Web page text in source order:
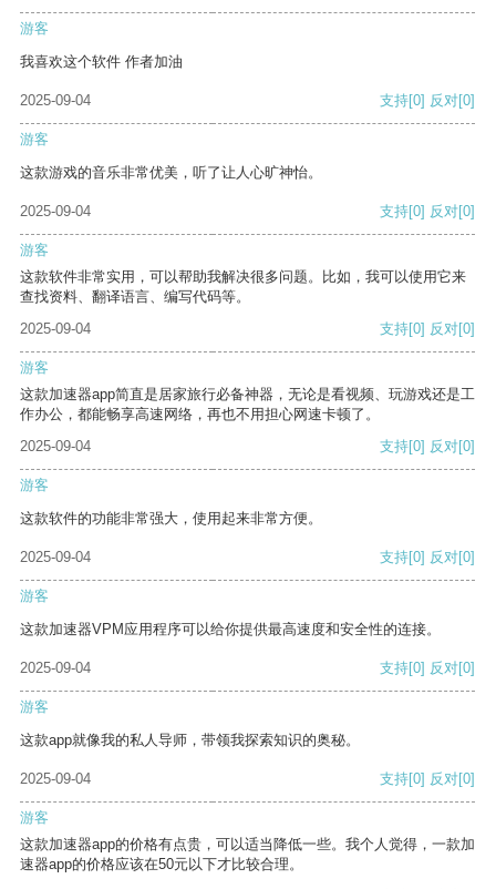
游客
我喜欢这个软件 作者加油
2025-09-04 支持[0] 反对[0]
游客
这款游戏的音乐非常优美，听了让人心旷神怡。
2025-09-04 支持[0] 反对[0]
游客
这款软件非常实用，可以帮助我解决很多问题。比如，我可以使用它来
查找资料、翻译语言、编写代码等。
2025-09-04
支持[0] 反对[0]
游客
这款加速器app简直是居家旅行必备神器，无论是看视频、玩游戏还是工
作办公，都能畅享高速网络，再也不用担心网速卡顿了。
2025-09-04
支持[0] 反对[0]
游客
这款软件的功能非常强大，使用起来非常方便。
2025-09-04 支持[0] 反对[0]
游客
这款加速器VPM应用程序可以给你提供最高速度和安全性的连接。
2025-09-04 支持[0] 反对[0]
游客
这款app就像我的私人导师，带领我探索知识的奥秘。
2025-09-04 支持[0] 反对[0]
游客
这款加速器app的价格有点贵，可以适当降低一些。我个人觉得，一款加
速器app的价格应该在50元以下才比较合理。